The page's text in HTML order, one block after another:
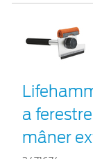
a
mâner